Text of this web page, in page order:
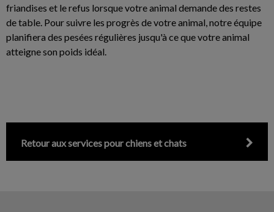
friandises et le refus lorsque votre animal demande des restes
de table. Pour suivre les progrès de votre animal, notre équipe
planifiera des pesées régulières jusqu'à ce que votre animal
atteigne son poids idéal.
Retour aux services pour chiens et chats